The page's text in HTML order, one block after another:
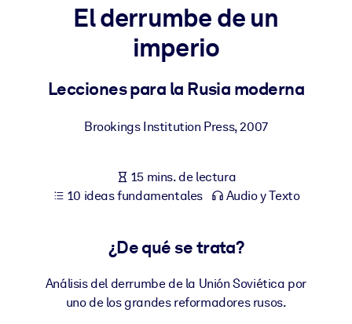
Integre conocimientos verificados y breves en su LMS/LXP para
obtener mejores resultados de aprendizaje.
Para bibliotecas corporativas
empresariales confiables y listos para usar.
Para sistemas de IA
estructurados para mejorar los resultados.
El derrumbe de un
imperio
Lecciones para la Rusia moderna
Brookings Institution Press,2007
15 mins. de lectura
10 ideas fundamentales
Audio y Texto
¿De qué se trata?
Análisis del derrumbe de la Unión Soviética por
uno de los grandes reformadores rusos.